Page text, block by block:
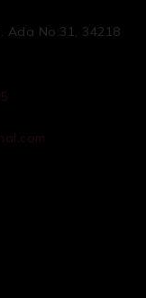
Ada No:31, 34218